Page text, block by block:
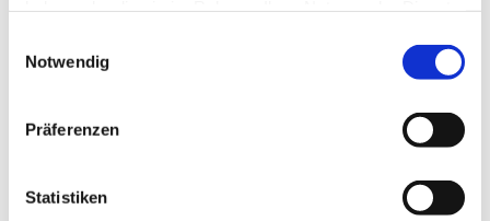
Notwendig
Präferenzen
Statistiken
Haus Ruhrnatur
Wald in Essen